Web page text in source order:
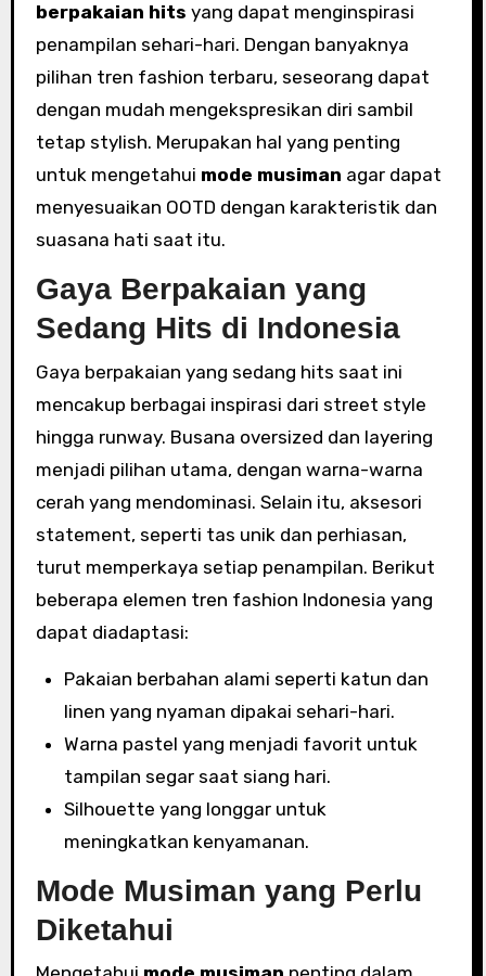
berpakaian hits yang dapat menginspirasi
penampilan sehari-hari. Dengan banyaknya
pilihan tren fashion terbaru, seseorang dapat
dengan mudah mengekspresikan diri sambil
tetap stylish. Merupakan hal yang penting
untuk mengetahui mode musiman agar dapat
menyesuaikan OOTD dengan karakteristik dan
suasana hati saat itu.
Gaya Berpakaian yang
Sedang Hits di Indonesia
Gaya berpakaian yang sedang hits saat ini
mencakup berbagai inspirasi dari street style
hingga runway. Busana oversized dan layering
menjadi pilihan utama, dengan warna-warna
cerah yang mendominasi. Selain itu, aksesori
statement, seperti tas unik dan perhiasan,
turut memperkaya setiap penampilan. Berikut
beberapa elemen tren fashion Indonesia yang
dapat diadaptasi:
Pakaian berbahan alami seperti katun dan
linen yang nyaman dipakai sehari-hari.
Warna pastel yang menjadi favorit untuk
tampilan segar saat siang hari.
Silhouette yang longgar untuk
meningkatkan kenyamanan.
Mode Musiman yang Perlu
Diketahui